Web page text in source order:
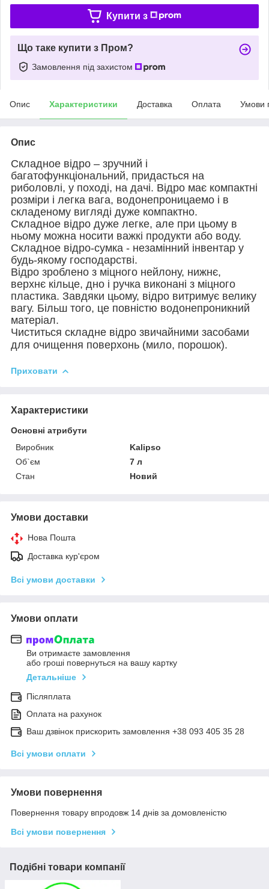
Купити з
Що таке купити з Пром?
Замовлення під захистом
Опис Характеристики Доставка Оплата Умови
Опис
Складное відро – зручний і
багатофункціональний, придасться на
риболовлі, у поході, на дачі. Відро має компактні
розміри і легка вага, водонепроницаемо і в
складеному вигляді дуже компактно.
Складное відро дуже легке, але при цьому в
ньому можна носити важкі продукти або воду.
Складное відро-сумка - незамінний інвентар у
будь-якому господарстві.
Відро зроблено з міцного нейлону, нижнє,
верхнє кільце, дно і ручка виконані з міцного
пластика. Завдяки цьому, відро витримує велику
вагу. Більш того, це повністю водонепроникний
матеріал.
Чиститься складне відро звичайними засобами
для очищення поверхонь (мило, порошок).
Приховати
Характеристики
Основні атрибути
Виробник
Kalipso
Об`єм
7 л
Стан
Новий
Умови доставки
Нова Пошта
Доставка кур'єром
Всі умови доставки
Умови оплати
Ви отримаєте замовлення
або гроші повернуться на вашу картку
Детальніше
Післяплата
Оплата на рахунок
Ваш дзвінок прискорить замовлення +38 093 405 35 28
Всі умови оплати
Умови повернення
Повернення товару впродовж 14 днів за домовленістю
Всі умови повернення
Подібні товари компанії